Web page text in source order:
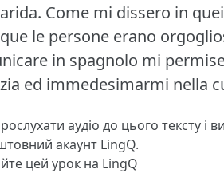
Come mi dissero in
le persone erano
in spagnolo mi
ed immedesimarmi nella
аудіо до цього тексту і
акаунт LingQ.
цей урок на LingQ